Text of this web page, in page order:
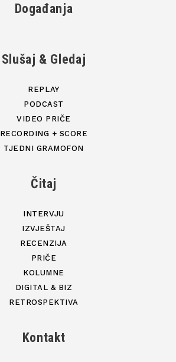
Događanja
Slušaj & Gledaj
REPLAY
PODCAST
VIDEO PRIČE
RECORDING + SCORE
TJEDNI GRAMOFON
Čitaj
INTERVJU
IZVJEŠTAJ
RECENZIJA
PRIČE
KOLUMNE
DIGITAL & BIZ
RETROSPEKTIVA
Kontakt